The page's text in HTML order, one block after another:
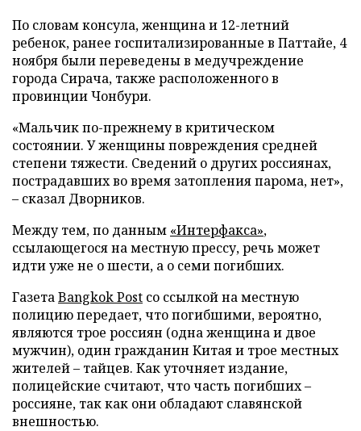
По словам консула, женщина и 12-летний
ребенок, ранее госпитализированные в Паттайе, 4
ноября были переведены в медучреждение
города Сирача, также расположенного в
провинции Чонбури.
«Мальчик по-прежнему в критическом
состоянии. У женщины повреждения средней
степени тяжести. Сведений о других россиянах,
пострадавших во время затопления парома, нет»,
– сказал Дворников.
Между тем, по данным «Интерфакса»,
ссылающегося на местную прессу, речь может
идти уже не о шести, а о семи погибших.
ГазетаBangkok Post со ссылкой на местную
полицию передает, что погибшими, вероятно,
являются трое россиян (одна женщина и двое
мужчин), один гражданин Китая и трое местных
жителей – тайцев. Как уточняет издание,
полицейские считают, что часть погибших –
россияне, так как они обладают славянской
внешностью.